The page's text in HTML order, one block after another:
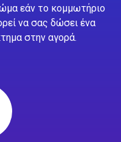
εάν το κομμωτήριο
να σας δώσει ένα
στην αγορά.